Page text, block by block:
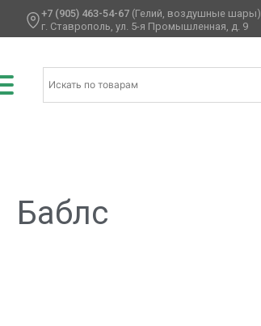
+7 (905) 463-54-67 (Гелий, воздушные шары)
г. Ставрополь, ул. 5-я Промышленная, д. 9 ​
Баблс